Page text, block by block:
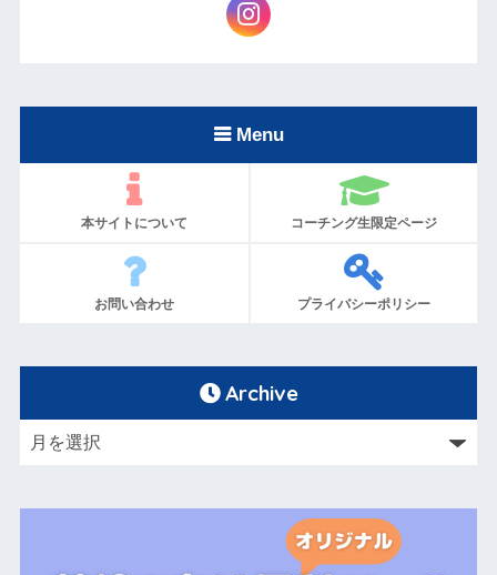
Menu
本サイトについて コーチング生限定ページ
お問い合わせ プライバシーポリシー
Archive